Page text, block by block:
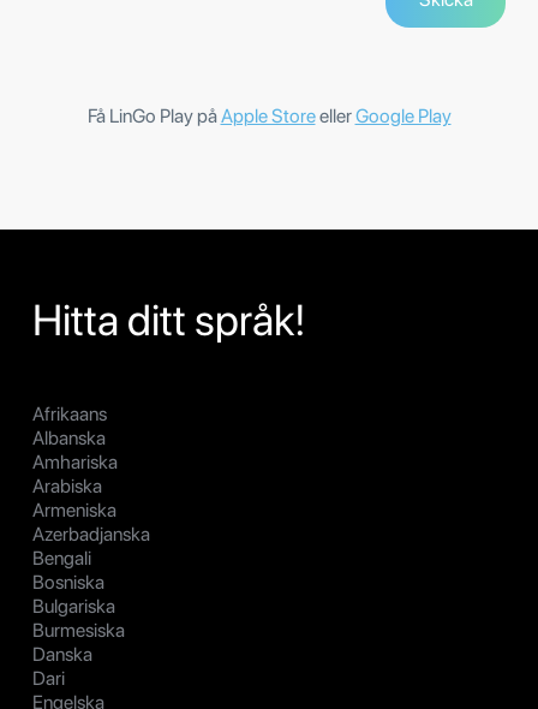
Få LinGo Play påApple StoreellerGoogle Play
Hitta ditt språk!
Afrikaans
Albanska
Amhariska
Arabiska
Armeniska
Azerbadjanska
Bengali
Bosniska
Bulgariska
Burmesiska
Danska
Dari
Engelska